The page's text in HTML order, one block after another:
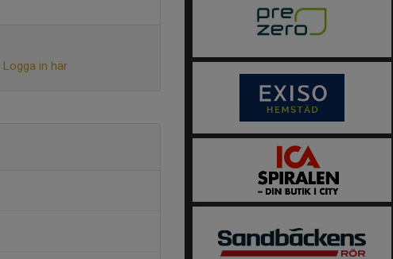
Logga in här